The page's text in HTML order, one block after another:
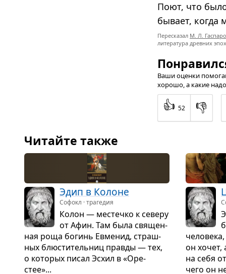
Поют, что было
бывает, когда
Пересказал М. Л.
литература древних
Ваши оценки
хорошо, а какие
👍 52 👎
Читайте также
Эдип в Колоне
Софокл · трагедия
Колон — местечко к северу
от Афин. Там была свя­щен­
ная роща богинь Евме­нид, страш­
ных блю­сти­тель­ниц правды — тех,
о кото­рых писал Эсхил в «Оре­
стее»...
он
на себя
чего он